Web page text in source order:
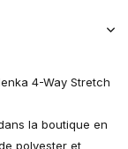
4-Way Stretch
la boutique en
polyester et